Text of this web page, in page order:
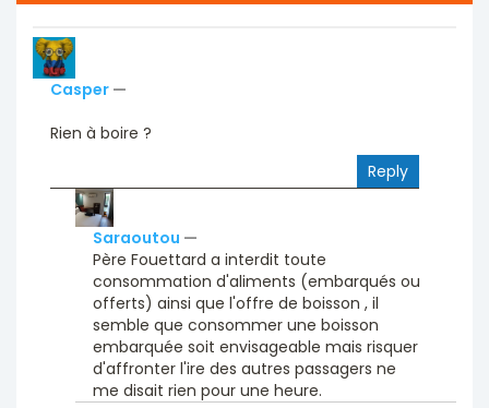
Casper —
Rien à boire ?
Reply
Saraoutou —
Père Fouettard a interdit toute
consommation d'aliments (embarqués ou
offerts) ainsi que l'offre de boisson , il
semble que consommer une boisson
embarquée soit envisageable mais risquer
d'affronter l'ire des autres passagers ne
me disait rien pour une heure.